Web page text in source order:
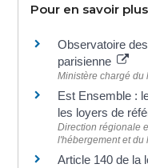
Pour en savoir plus
Observatoire
parisienne
Ministère chargé du
Est Ensemble :
les loyers de
Direction régionale
l'hébergement et du
Article 140 de la